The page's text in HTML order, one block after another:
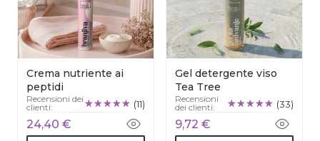
Crema nutriente ai
peptidi
Recensioni dei
clienti:
(11)
24,40 €
Gel detergente viso
Tea Tree
Recensioni
dei clienti:
(33)
9,72 €